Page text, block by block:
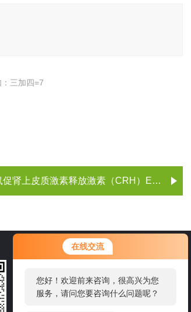
在线交流
您好！欢迎前来咨询，很高兴为您
服务，请问您要咨询什么问题呢？
您好，看您停留很久了，是否找到
了需求产品，您可以直接在线与我
三加四=7
上皮质激素释放激素（CRH）ELISA试剂盒
021-60514606
邮箱：sale1@shybsw.net